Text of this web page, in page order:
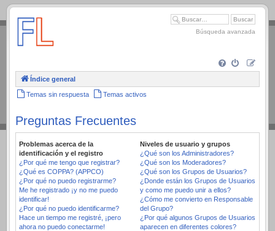
.
Búsqueda avanzada
Índice general
Temas sin respuesta Temas activos
Preguntas Frecuentes
Problemas acerca de la
identificación y el registro
¿Por qué me tengo que registrar?
¿Qué es COPPA? (APPCO)
¿Por qué no puedo registrarme?
Me he registrado ¡y no me puedo
identificar!
¿Por qué no puedo identificarme?
Hace un tiempo me registré, ¡pero
ahora no puedo conectarme!
Niveles de usuario y grupos
¿Qué son los Administradores?
¿Qué son los Moderadores?
¿Qué son los Grupos de Usuarios?
¿Donde están los Grupos de Usuarios
y como me puedo unir a ellos?
¿Cómo me convierto en Responsable
del Grupo?
¿Por qué algunos Grupos de Usuarios
aparecen en diferentes colores?